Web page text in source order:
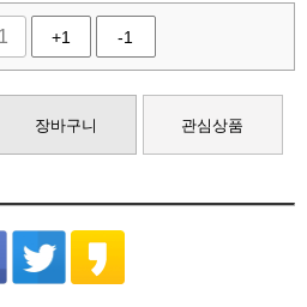
+1 -1
장바구니 관심상품